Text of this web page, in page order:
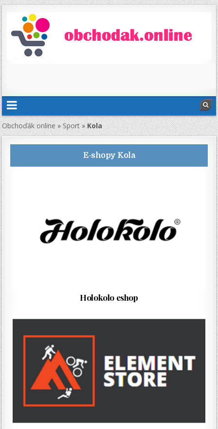
Obchoďák online»Sport»Kola
E-shopy Kola
Holokolo eshop